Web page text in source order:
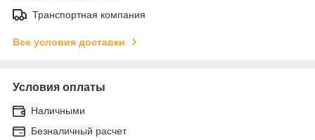
Транспортная компания
Все условия доставки
Условия оплаты
Наличными
Безналичный расчет